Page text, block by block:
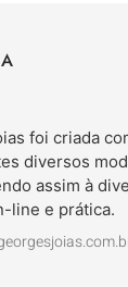
foi criada
diversos
assim à
line e prática.